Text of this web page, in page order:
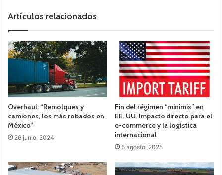
Artículos relacionados
Overhaul: “Remolques y
camiones, los más robados en
México”
26 junio, 2024
Fin del régimen “minimis” en
EE. UU. Impacto directo para el
e-commerce y la logística
internacional
5 agosto, 2025